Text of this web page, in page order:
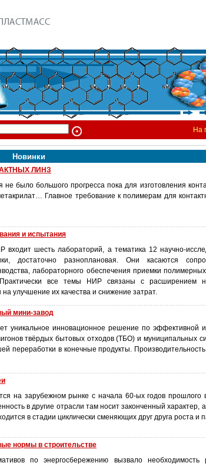
На
Новинки
ЛИНЗ
не было большого прогресса пока для изготовления
Главное требование к полимерам для
и испытания
шесть лабораторий, а тематика 12 научно-
достаточно разноплановая. Они касаются
лабораторного обеспечения приемки
все темы НИР связаны с расширением
улучшение их качества и снижение затрат.
мини-завод
уникальное инновационное решение по эффективной
твёрдых бытовых отходов (ТБО) и муниципальных
переработки в конечные продукты.
на зарубежном рынке с начала 60-ых годов прошлого
в другие отрасли там носит законченный характер,
в стадии циклически сменяющих друг друга роста и
нормы в строительстве
по энергосбережению вызвало необходимость